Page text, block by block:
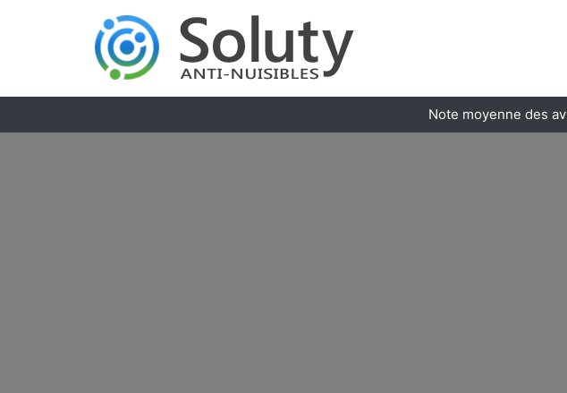
Note moyenne des